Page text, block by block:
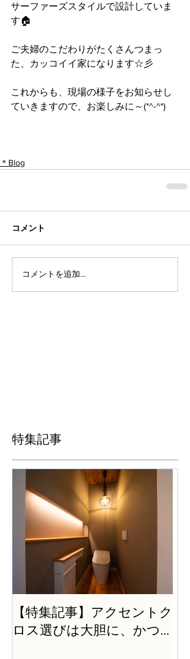
サーファーズスタイルで設計していま
す🏠
ご夫婦のこだわりがたくさんつまっ
た、カッコイイ家になります☆彡
これからも、現場の様子をお知らせし
ていきますので、お楽しみに～(*^-^*)
＊Blog
コメント
コメントを追加…
特集記事
【特集記事】アクセントク
ロス選びは大胆に、かつ